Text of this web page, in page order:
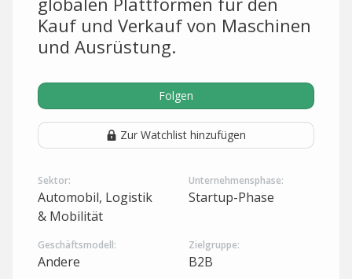
Kauf und Verkauf von Maschinen
und Ausrüstung.
Folgen
Zur Watchlist hinzufügen
Sektor:
Automobil, Logistik
& Mobilität
Unternehmensphase:
Startup-Phase
Geschäftsmodell:
Andere
Zielgruppe:
B2B